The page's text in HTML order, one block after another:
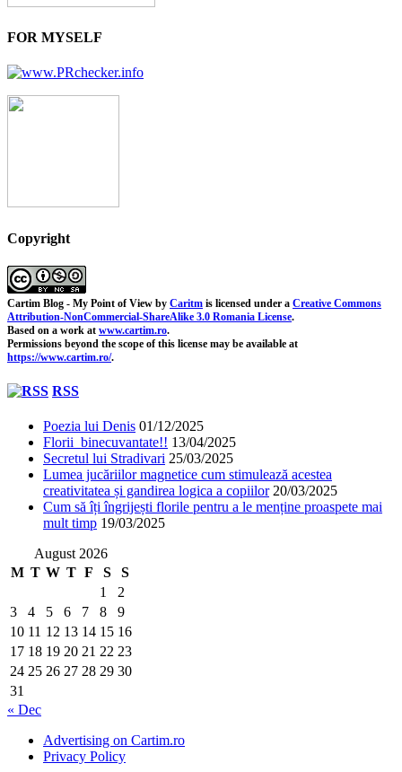
FOR MYSELF
Copyright
Cartim Blog - My Point of View by Caritm is licensed under a Creative Commons
Attribution-NonCommercial-ShareAlike 3.0 Romania License.
Based on a work at www.cartim.ro.
Permissions beyond the scope of this license may be available at
https://www.cartim.ro/.
RSS
Poezia lui Denis 01/12/2025
Florii binecuvantate!! 13/04/2025
Secretul lui Stradivari 25/03/2025
Lumea jucăriilor magnetice cum stimulează acestea
creativitatea și gandirea logica a copiilor 20/03/2025
Cum să îți îngrijești florile pentru a le menține proaspete mai
mult timp 19/03/2025
August 2026
M T W T F S
S
1
2
3
4 5 6 7 8
9
10 11 12 13 14 15 16
17 18 19 20 21 22 23
24 25 26 27 28 29 30
31
« Dec
Advertising on Cartim.ro
Privacy Policy